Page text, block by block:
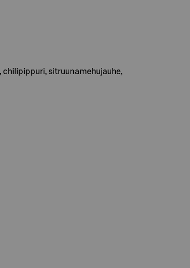
chilipippuri, sitruunamehujauhe,